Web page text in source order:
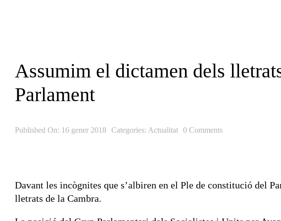
Assumim el dictamen dels
Parlament
Published On: 16 gener 2018 Categories: Actualitat 0 Comments
Davant les incògnites que s’albiren en el Ple de constitució del
lletrats de la Cambra.